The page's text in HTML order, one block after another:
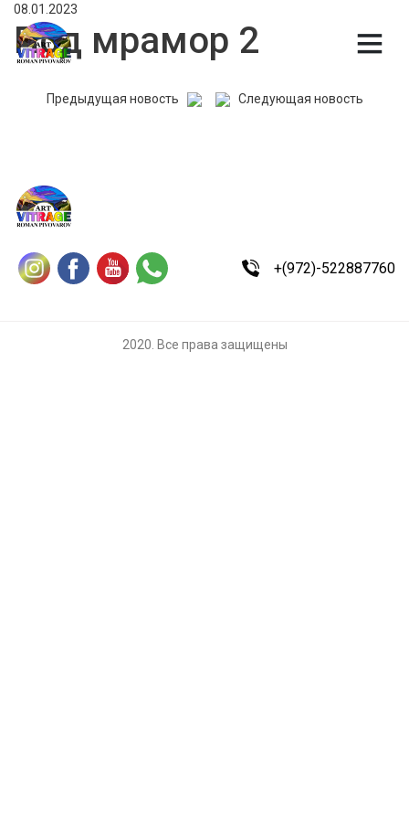
08.01.2023
Под мрамор 2
Предыдущая новость Следующая новость
+(972)-522887760
2020. Все права защищены